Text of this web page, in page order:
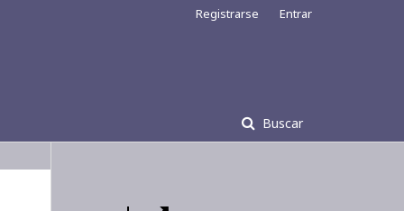
Buscar
Registrarse Entrar